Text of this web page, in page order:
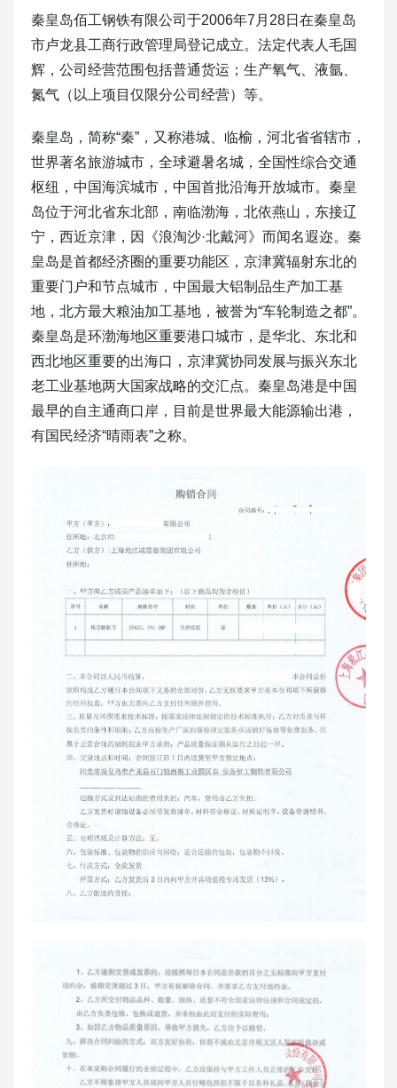
秦皇岛佰工钢铁有限公司于2006年7月28日在秦皇岛
市卢龙县工商行政管理局登记成立。法定代表人毛国
辉，公司经营范围包括普通货运；生产氧气、液氩、
氮气（以上项目仅限分公司经营）等。
秦皇岛，简称“秦”，又称港城、临榆，河北省省辖市，
世界著名旅游城市，全球避暑名城，全国性综合交通
枢纽，中国海滨城市，中国首批沿海开放城市。秦皇
岛位于河北省东北部，南临渤海，北依燕山，东接辽
宁，西近京津，因《浪淘沙·北戴河》而闻名遐迩。秦
皇岛是首都经济圈的重要功能区，京津冀辐射东北的
重要门户和节点城市，中国最大铝制品生产加工基
地，北方最大粮油加工基地，被誉为“车轮制造之都”。
秦皇岛是环渤海地区重要港口城市，是华北、东北和
西北地区重要的出海口，京津冀协同发展与振兴东北
老工业基地两大国家战略的交汇点。秦皇岛港是中国
最早的自主通商口岸，目前是世界最大能源输出港，
有国民经济“晴雨表”之称。